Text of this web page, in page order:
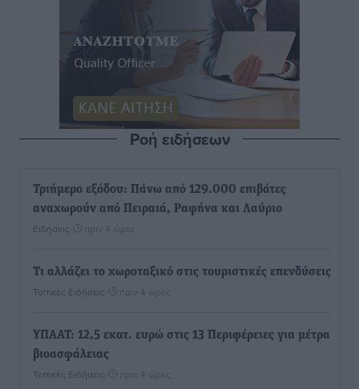
Ροή ειδήσεων
Τριήμερο εξόδου: Πάνω από 129.000 επιβάτες
αναχωρούν από Πειραιά, Ραφήνα και Λαύριο
Ειδήσεις πριν 4 ώρες
Τι αλλάζει το χωροταξικό στις τουριστικές επενδύσεις
Τοπικές Ειδήσεις πριν 4 ώρες
ΥΠΑΑΤ: 12,5 εκατ. ευρώ στις 13 Περιφέρειες για μέτρα
βιοασφάλειας
Τοπικές Ειδήσεις πριν 4 ώρες